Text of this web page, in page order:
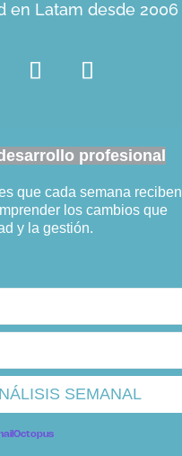
en Latam desde 2006
profesional
que cada semana reciben
los cambios que
y la gestión.